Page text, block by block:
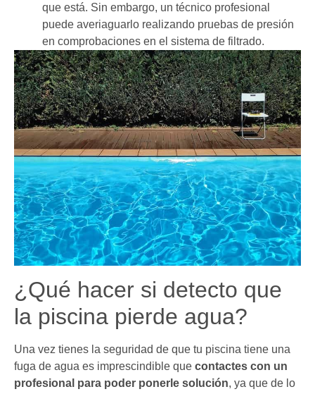
que está. Sin embargo, un técnico profesional
puede averiaguarlo realizando pruebas de presión
en comprobaciones en el sistema de filtrado.
¿Qué hacer si detecto que
la piscina pierde agua?
Una vez tienes la seguridad de que tu piscina tiene una
fuga de agua es imprescindible que contactes con un
profesional para poder ponerle solución, ya que de lo